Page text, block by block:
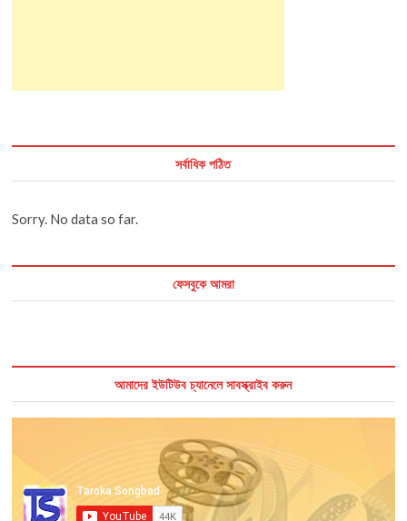
সর্বাধিক পঠিত
Sorry. No data so far.
ফেসবুকে আমরা
আমাদের ইউটিউব চ্যানেলে সাবস্ক্রাইব করুন